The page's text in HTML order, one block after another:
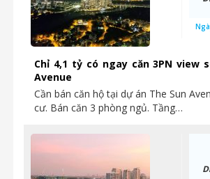
Chỉ 4,1 tỷ có ngay căn 3PN view
Avenue
Cần bán căn hộ tại dự án The Sun
cư. Bán căn 3 phòng ngủ. Tầng…